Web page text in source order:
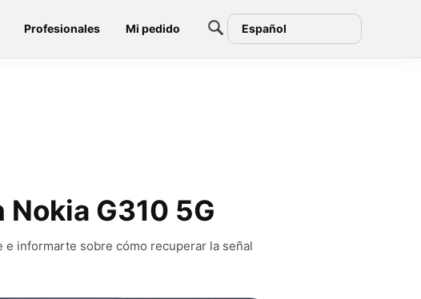
Profesionales Mi pedido Español
G310 5G
e informarte sobre cómo recuperar la señal